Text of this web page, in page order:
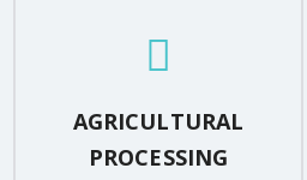
AGRICULTURAL
PROCESSING